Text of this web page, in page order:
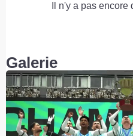
Il n'y a pas
Galerie